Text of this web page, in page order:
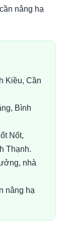
nâng hạ
Kiều, Cần
Bình
Nốt,
Thạnh.
nhà
nâng hạ